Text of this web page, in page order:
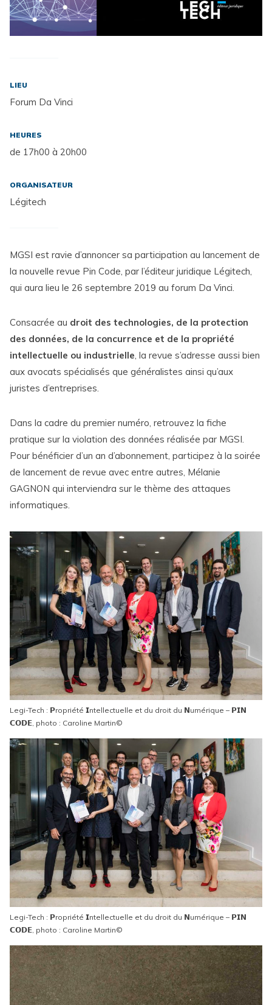
LIEU
Forum Da Vinci
HEURES
de 17h00 à 20h00
ORGANISATEUR
Légitech
MGSI est ravie d’annoncer sa participation au lancement de
la nouvelle revue Pin Code, par l’éditeur juridique Légitech,
qui aura lieu le 26 septembre 2019 au forum Da Vinci.
Consacrée au droit des technologies, de la protection
des données, de la concurrence et de la propriété
intellectuelle ou industrielle , la revue s’adresse aussi bien
aux avocats spécialisés que généralistes ainsi qu’aux
juristes d’entreprises.
Dans la cadre du premier numéro, retrouvez la fiche
pratique sur la violation des données réalisée par MGSI.
Pour bénéficier d’un an d’abonnement, participez à la soirée
de lancement de revue avec entre autres, Mélanie
GAGNON qui interviendra sur le thème des attaques
informatiques.
Legi-Tech : 𝗣ropriété 𝗜ntellectuelle et du droit du 𝗡umérique – 𝗣𝗜𝗡
𝗖𝗢𝗗𝗘, photo : Caroline Martin©
Legi-Tech : 𝗣ropriété 𝗜ntellectuelle et du droit du 𝗡umérique – 𝗣𝗜𝗡
𝗖𝗢𝗗𝗘, photo : Caroline Martin©